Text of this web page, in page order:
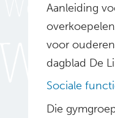
Aanleiding
voor
dagblad De
Sociale
Die